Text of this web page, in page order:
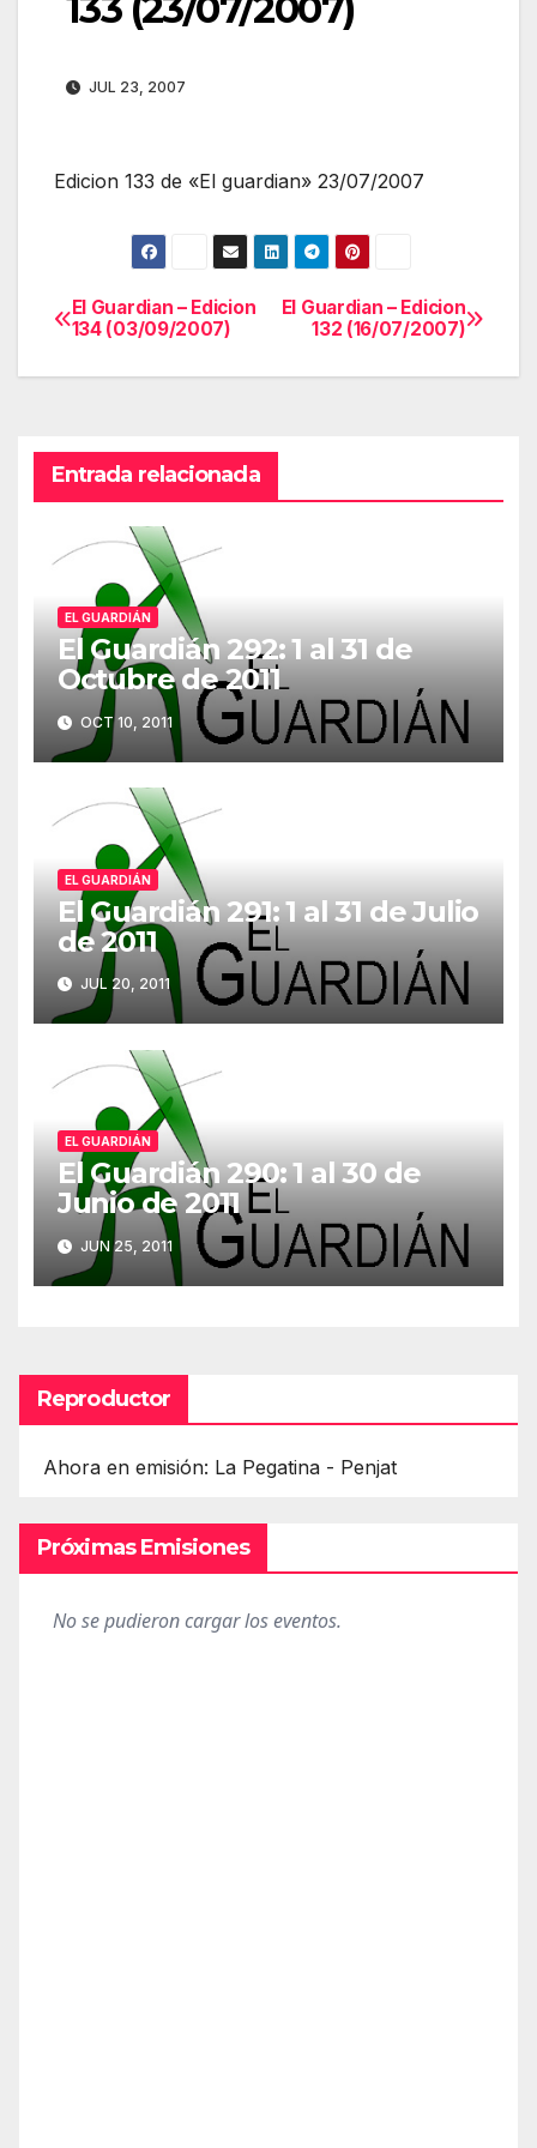
133 (23/07/2007)
JUL 23, 2007
Edicion 133 de «El guardian» 23/07/2007
Navegación
de
El Guardian – Edicion
132 (16/07/2007)
El Guardian – Edicion
134 (03/09/2007)
Entrada relacionada
EL GUARDIÁN
El Guardián 292: 1 al 31 de
Octubre de 2011
OCT 10, 2011
EL GUARDIÁN
El Guardián 291: 1 al 31 de Julio
de 2011
JUL 20, 2011
EL GUARDIÁN
El Guardián 290: 1 al 30 de
Junio de 2011
JUN 25, 2011
Reproductor
Ahora en emisión: La Pegatina - Penjat
Próximas Emisiones